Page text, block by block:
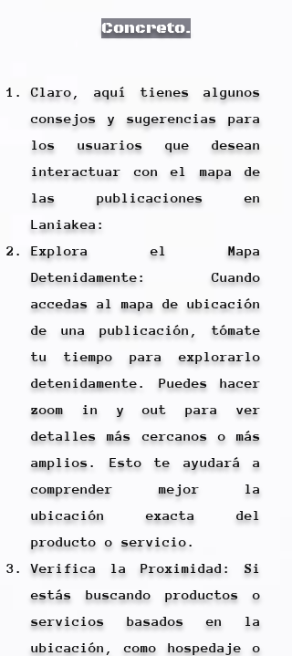
Concreto.
Claro, aquí tienes algunos
consejos y sugerencias para
los usuarios que desean
interactuar con el mapa de
las publicaciones en
Laniakea:
Explora el Mapa
Detenidamente: Cuando
accedas al mapa de ubicación
de una publicación, tómate
tu tiempo para explorarlo
detenidamente. Puedes hacer
zoom in y out para ver
detalles más cercanos o más
amplios. Esto te ayudará a
comprender mejor la
ubicación exacta del
producto o servicio.
Verifica la Proximidad: Si
estás buscando productos o
servicios basados en la
ubicación, como hospedaje o